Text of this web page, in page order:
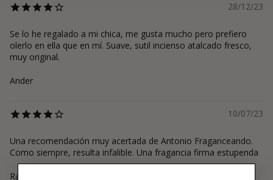
28/12/23
Se lo he regalado a mi chica, me gusta mucho pero prefiero
olerlo en ella que en mí. Suave, sutil incienso atalcado fresco,
muy original.
Ander
10/07/23
Una recomendación muy acertada de Antonio Fraganceando.
Como siempre, resulta infalible. Una fragancia firma estupenda
Ramón